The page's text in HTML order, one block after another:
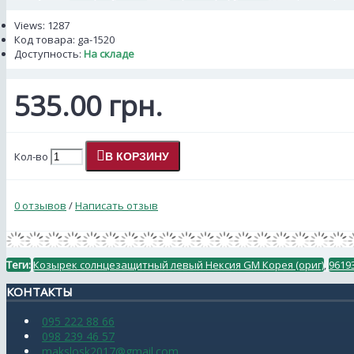
Views: 1287
Код товара: ga-1520
Доступность: На складе
535.00 грн.
Кол-во В КОРЗИНУ
0 отзывов /Написать отзыв
Теги:Козырек солнцезащитный левый Нексия GM Корея (ориг),
КОНТАКТЫ
095 222 88 66
098 239 46 57